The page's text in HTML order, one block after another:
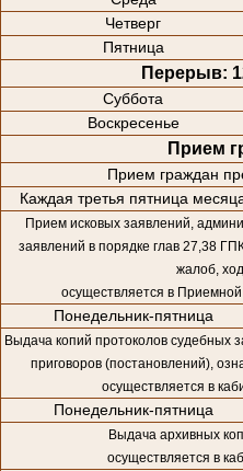
Четверг
Пятница
Перерыв:
Суббота
Воскресенье
Прием
Прием граждан
Каждая третья пятница
Прием исковых заявлений,
заявлений в порядке глав 27,38
жалоб,
осуществляется в
Понедельник-пятница
Выдача копий протоколов судебных
приговоров (постановлений),
осуществляется в
Понедельник-пятница
Выдача архивных
осуществляется в